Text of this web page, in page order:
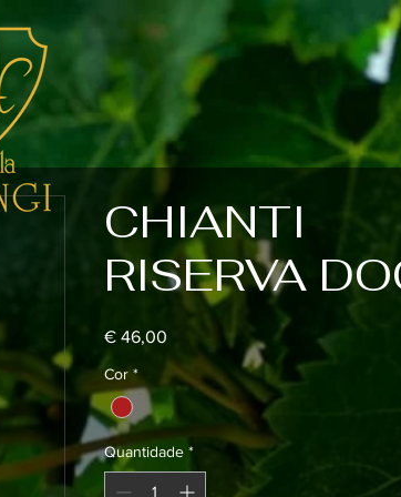
CHIANTI
RISERVA
€ 46,00Preço
Cor *
Quantidade *